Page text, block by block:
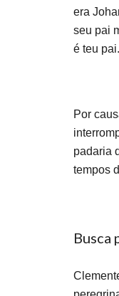
era
seu pai
é teu
Por
padaria
tempos
Busca